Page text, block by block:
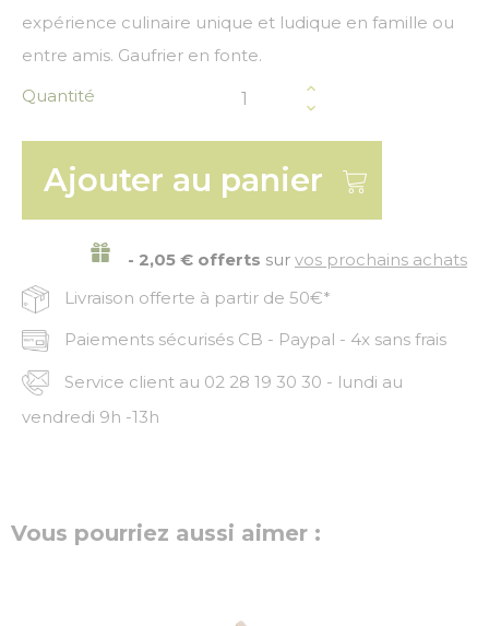
expérience culinaire unique et ludique en famille ou
entre amis. Gaufrier en fonte.
Quantité
Ajouter au panier
- 2,05 € offerts sur vos prochains achats
Livraison offerte à partir de 50€*
Paiements sécurisés CB - Paypal - 4x sans frais
Service client au 02 28 19 30 30 - lundi au
vendredi 9h -13h
Vous pourriez aussi aimer :